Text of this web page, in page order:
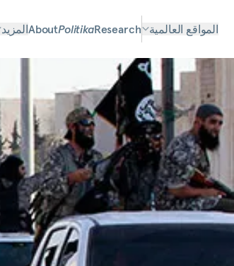
المواقع العالمية Research
Politika
Aboutالمزيد